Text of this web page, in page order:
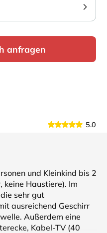
anfragen
5.0
und Kleinkind bis 2
keine Haustiere). Im
sehr gut
ausreichend Geschirr
Außerdem eine
Kabel-TV (40